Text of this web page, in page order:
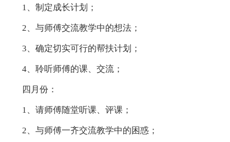
1、制定成长计划；
2、与师傅交流教学中的想法；
3、确定切实可行的帮扶计划；
4、聆听师傅的课、交流；
四月份：
1、请师傅随堂听课、评课；
2、与师傅一齐交流教学中的困惑；